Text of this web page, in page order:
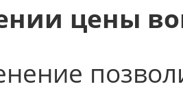
цены